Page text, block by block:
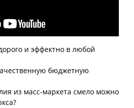
и эффектно в любой
бюджетную
из масс-маркета смело можно